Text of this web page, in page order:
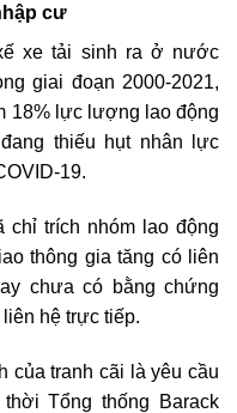
cư
xe tải sinh ra ở nước
giai đoạn 2000-2021,
18% lực lượng lao động
thiếu hụt nhân lực
19.
chỉ trích nhóm lao động
thông gia tăng có liên
chưa có bằng chứng
hệ trực tiếp.
của tranh cãi là yêu cầu
Tổng thống Barack